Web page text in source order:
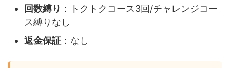
回数縛り ：トクトクコース3回/チャレンジコー
ス縛りなし
返金保証 ：なし